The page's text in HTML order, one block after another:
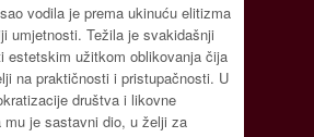
vodila je prema ukinuću elitizma
umjetnosti. Težila je svakidašnji
estetskim užitkom oblikovanja čija
na praktičnosti i pristupačnosti. U
društva i likovne
mu je sastavni dio, u želji za